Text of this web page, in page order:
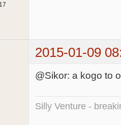
2015-01-09
@Sikor: a kogo to
Silly Venture -